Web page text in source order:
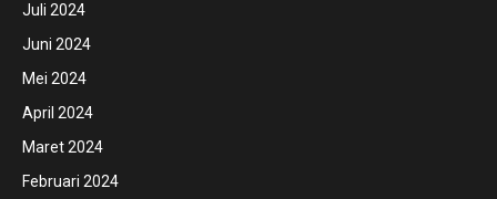
Juli 2024
Juni 2024
Mei 2024
April 2024
Maret 2024
Februari 2024